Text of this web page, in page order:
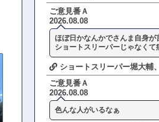
ご意見番Ａ
2026.08.08
ほぼ日かなんかでさんま自身
ショートスリーパーじゃなくて
ショートスリーパー堀大輔
ご意見番Ａ
2026.08.08
色んな人がいるなぁ